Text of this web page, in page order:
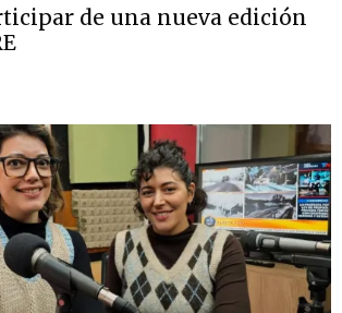
de una nueva edición